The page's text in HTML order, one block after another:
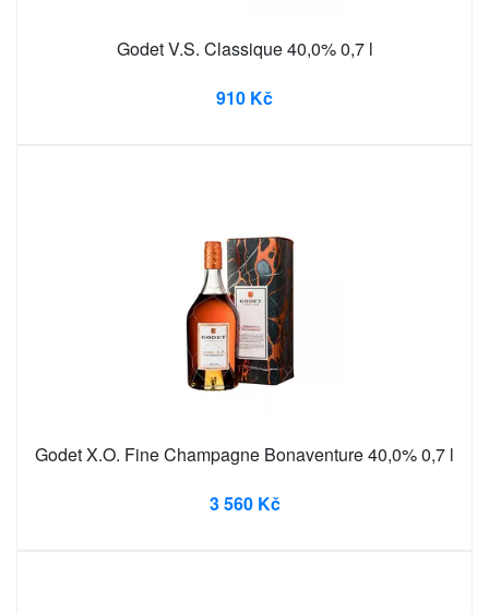
Godet V.S. Classique 40,0% 0,7 l
910 Kč
Godet X.O. Fine Champagne Bonaventure 40,0% 0,7 l
3 560 Kč